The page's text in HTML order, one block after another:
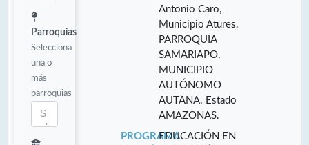
Parroquias
Selecciona
una o
más
parroquias
Antonio Caro,
Municipio Atures.
PARROQUIA
SAMARIAPO.
MUNICIPIO
AUTÓNOMO
AUTANA. Estado
AMAZONAS.
PROGRAMAEDUCACIÓN EN